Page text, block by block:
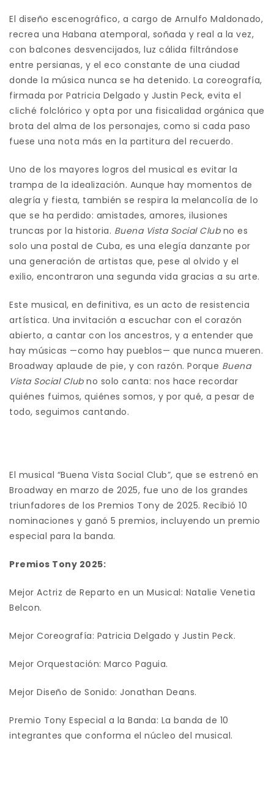
El diseño escenográfico, a cargo de Arnulfo Maldonado,
recrea una Habana atemporal, soñada y real a la vez,
con balcones desvencijados, luz cálida filtrándose
entre persianas, y el eco constante de una ciudad
donde la música nunca se ha detenido. La coreografía,
firmada por Patricia Delgado y Justin Peck, evita el
cliché folclórico y opta por una fisicalidad orgánica que
brota del alma de los personajes, como si cada paso
fuese una nota más en la partitura del recuerdo.
Uno de los mayores logros del musical es evitar la
trampa de la idealización. Aunque hay momentos de
alegría y fiesta, también se respira la melancolía de lo
que se ha perdido: amistades, amores, ilusiones
truncas por la historia. Buena Vista Social Clubno es
solo una postal de Cuba, es una elegía danzante por
una generación de artistas que, pese al olvido y el
exilio, encontraron una segunda vida gracias a su arte.
Este musical, en definitiva, es un acto de resistencia
artística. Una invitación a escuchar con el corazón
abierto, a cantar con los ancestros, y a entender que
hay músicas —como hay pueblos— que nunca mueren.
Broadway aplaude de pie, y con razón. Porque Buena
Vista Social Clubno solo canta: nos hace recordar
quiénes fuimos, quiénes somos, y por qué, a pesar de
todo, seguimos cantando.
El musical “Buena Vista Social Club”, que se estrenó en
Broadway en marzo de 2025, fue uno de los grandes
triunfadores de los Premios Tony de 2025. Recibió 10
nominaciones y ganó 5 premios, incluyendo un premio
especial para la banda.
Premios Tony 2025:
Mejor Actriz de Reparto en un Musical: Natalie Venetia
Belcon.
Mejor Coreografía: Patricia Delgado y Justin Peck.
Mejor Orquestación: Marco Paguia.
Mejor Diseño de Sonido: Jonathan Deans.
Premio Tony Especial a la Banda: La banda de 10
integrantes que conforma el núcleo del musical.